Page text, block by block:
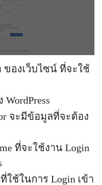
ของเว็บไซน์ ที่จะใช้
WordPress
จะมีข้อมูลที่จะต้อง
ที่จะใช้งาน Login
ใช้ในการ Login เข้า